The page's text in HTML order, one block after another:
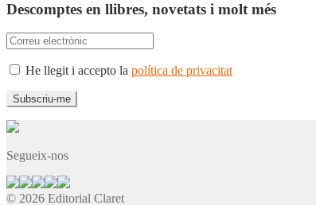
Descomptes en llibres, novetats i molt més
He llegit i accepto la política de privacitat
Segueix-nos
© 2026 Editorial Claret